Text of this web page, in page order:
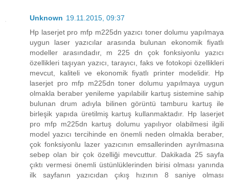
Unknown 19.11.2015, 09:37
Hp laserjet pro mfp m225dn yazıcı toner dolumu yapılmaya
uygun laser yazıcılar arasında bulunan ekonomik fiyatlı
modeller arasındadır, m 225 dn çok fonksiyonlu yazıcı
özellikleri taşıyan yazıcı, tarayıcı, faks ve fotokopi özellikleri
mevcut, kaliteli ve ekonomik fiyatlı printer modelidir. Hp
laserjet pro mfp m225dn toner dolumu yapılmaya uygun
olmakla beraber yenileme yapılabilir kartuş sistemine sahip
bulunan drum adıyla bilinen görüntü tamburu kartuş ile
birleşik yapıda üretilmiş kartuş kullanmaktadır. Hp laserjet
pro mfp m225dn kartuş dolumu yapılıyor olabilmesi ilgili
model yazıcı tercihinde en önemli neden olmakla beraber,
çok fonksiyonlu lazer yazıcının emsallerinden ayrılmasına
sebep olan bir çok özelliği mevcuttur. Dakikada 25 sayfa
çıktı vermesi önemli üstünlüklerinden birisi olması yanında
ilk sayfanın yazıcıdan çıkış hızının 8 saniye olması